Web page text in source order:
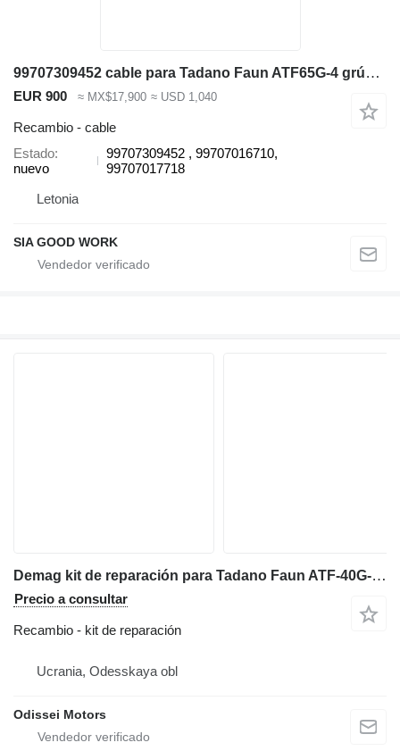
99707309452 cable para Tadano Faun ATF65G-4 grúa móvil
EUR 900 ≈ MX$17,900 ≈ USD 1,040
Recambio - cable
Estado
nuevo
99707309452 , 99707016710,
99707017718
Letonia
SIA GOOD WORK
Demag kit de reparación para Tadano Faun ATF-40G-2; ATF-100G-4; ATF-220; ATF-220G-5; ATF-400G-6. GROVE GMK 5100;5130;6220-L;6300. grúa móvil para piezas
Precio a consultar
Recambio - kit de reparación
Ucrania, Odesskaya obl
Odissei Motors